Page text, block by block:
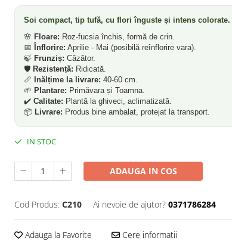
Soi compact, tip tufă, cu flori înguste și intens colorate.
🌸 Floare: Roz-fucsia închis, formă de crin.
📅
Înflorire: Aprilie - Mai (posibilă reînflorire vara).
🍃 Frunziș: Căzător.
🛡️ Rezistență: Ridicată.
📏 Inălțime la livrare: 40-60 cm.
🌱 Plantare: Primăvara și Toamna.
✔️ Calitate: Plantă la ghiveci, aclimatizată.
📦 Livrare: Produs bine ambalat, protejat la transport.
IN STOC
ADAUGA IN COS
Cod Produs: C210 Ai nevoie de ajutor? 0371786284
Adauga la Favorite Cere informatii